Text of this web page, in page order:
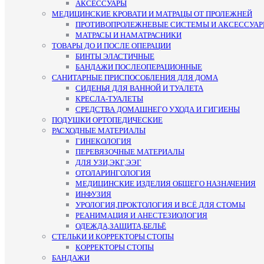
АКСЕССУАРЫ
МЕДИЦИНСКИЕ КРОВАТИ И МАТРАЦЫ ОТ ПРОЛЕЖНЕЙ
ПРОТИВОПРОЛЕЖНЕВЫЕ СИСТЕМЫ И
МАТРАСЫ И НАМАТРАСНИКИ
ТОВАРЫ ДО И ПОСЛЕ ОПЕРАЦИИ
БИНТЫ ЭЛАСТИЧНЫЕ
БАНДАЖИ ПОСЛЕОПЕРАЦИОННЫЕ
САНИТАРНЫЕ ПРИСПОСОБЛЕНИЯ ДЛЯ ДОМА
СИДЕНЬЯ ДЛЯ ВАННОЙ И ТУАЛЕТА
КРЕСЛА-ТУАЛЕТЫ
СРЕДСТВА ДОМАШНЕГО УХОДА И ГИГИЕНЫ
ПОДУШКИ ОРТОПЕДИЧЕСКИЕ
РАСХОДНЫЕ МАТЕРИАЛЫ
ГИНЕКОЛОГИЯ
ПЕРЕВЯЗОЧНЫЕ МАТЕРИАЛЫ
ДЛЯ УЗИ,ЭКГ,ЭЭГ
ОТОЛАРИНГОЛОГИЯ
МЕДИЦИНСКИЕ ИЗДЕЛИЯ ОБЩЕГО НАЗНАЧЕНИЯ
ИНФУЗИЯ
УРОЛОГИЯ,ПРОКТОЛОГИЯ И ВСЁ ДЛЯ СТОМЫ
РЕАНИМАЦИЯ И АНЕСТЕЗИОЛОГИЯ
ОДЕЖДА,ЗАЩИТА,БЕЛЬЁ
СТЕЛЬКИ И КОРРЕКТОРЫ СТОПЫ
КОРРЕКТОРЫ СТОПЫ
БАНДАЖИ